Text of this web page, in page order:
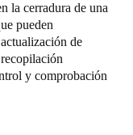
la cerradura de una
pueden
de
y comprobación